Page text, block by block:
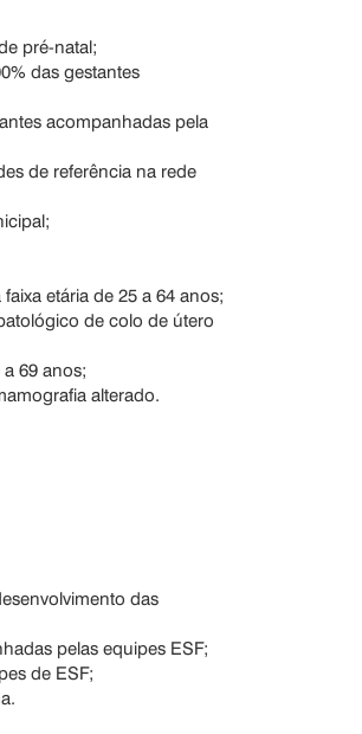
pré-natal;
das gestantes
acompanhadas pela
de referência na rede
etária de 25 a 64 anos;
de colo de útero
69 anos;
alterado.
das
pelas equipes ESF;
de ESF;